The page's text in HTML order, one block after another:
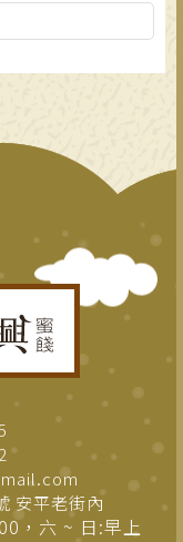
安平老街內
，六 ~ 日:早上